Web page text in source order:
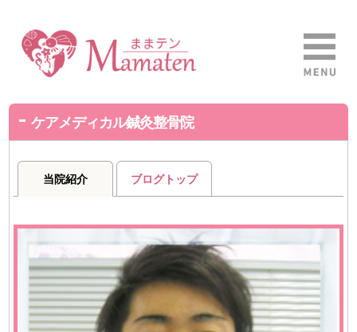
ケアメディカル鍼灸整骨院
当院紹介 ブログトップ